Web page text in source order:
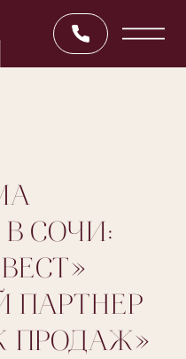
СОЧИ:
ПАРТНЕР
ПРОДАЖ»